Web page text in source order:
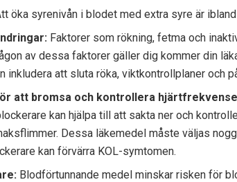
öka syrenivån i blodet med extra syre är
Faktorer som rökning, fetma och
av dessa faktorer gäller dig kommer din
inkludera att sluta röka, viktkontrollplaner och
att bromsa och kontrollera
kan hjälpa till att sakta ner och
Dessa läkemedel måste väljas
kan förvärra KOL-symtomen.
Blodförtunnande medel minskar risken för